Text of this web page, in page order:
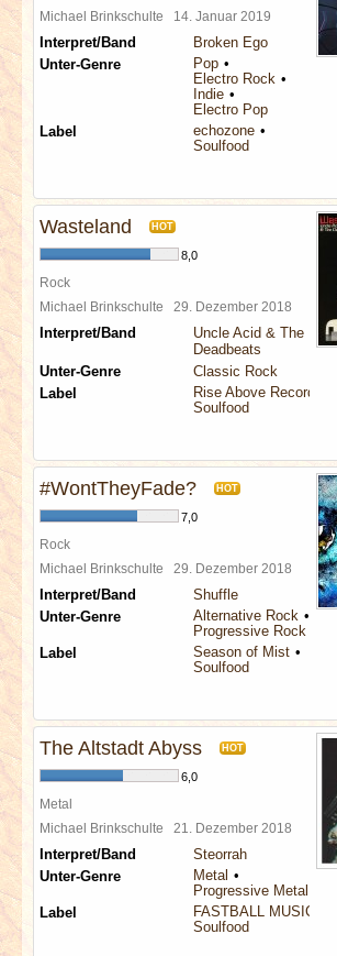
Michael Brinkschulte 14. Januar 2019
Interpret/Band
Broken Ego
Unter-Genre
Pop
Electro Rock
Indie
Electro Pop
Label
echozone
Soulfood
Wasteland HOT
8,0
Rock
Michael Brinkschulte 29. Dezember 2018
Interpret/Band
Uncle Acid & The
Deadbeats
Unter-Genre
Classic Rock
Label
Rise Above Records
Soulfood
#WontTheyFade? HOT
7,0
Rock
Michael Brinkschulte 29. Dezember 2018
Interpret/Band
Shuffle
Unter-Genre
Alternative Rock
Progressive Rock
Label
Season of Mist
Soulfood
The Altstadt Abyss HOT
6,0
Metal
Michael Brinkschulte 21. Dezember 2018
Interpret/Band
Steorrah
Unter-Genre
Metal
Progressive Metal
Label
FASTBALL MUSIC
Soulfood